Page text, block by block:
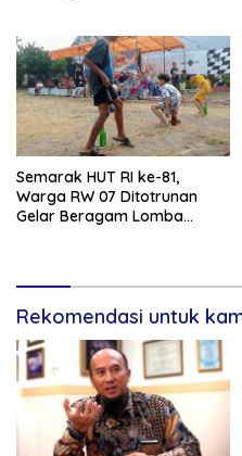
Semarak HUT RI ke-81,
Warga RW 07 Ditotrunan
Gelar Beragam Lomba
Rekomendasi untuk